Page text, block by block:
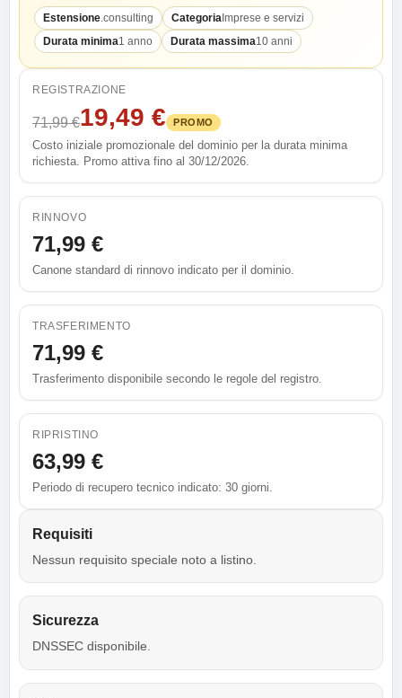
Estensione.consulting Categoria Imprese e servizi
Durata minima1 anno Durata massima10 anni
REGISTRAZIONE
71,99 €19,49 € PROMO
Costo iniziale promozionale del dominio per la durata minima
richiesta. Promo attiva fino al 30/12/2026.
RINNOVO
71,99 €
Canone standard di rinnovo indicato per il dominio.
TRASFERIMENTO
71,99 €
Trasferimento disponibile secondo le regole del registro.
RIPRISTINO
63,99 €
Periodo di recupero tecnico indicato: 30 giorni.
Requisiti
Nessun requisito speciale noto a listino.
Sicurezza
DNSSEC disponibile.